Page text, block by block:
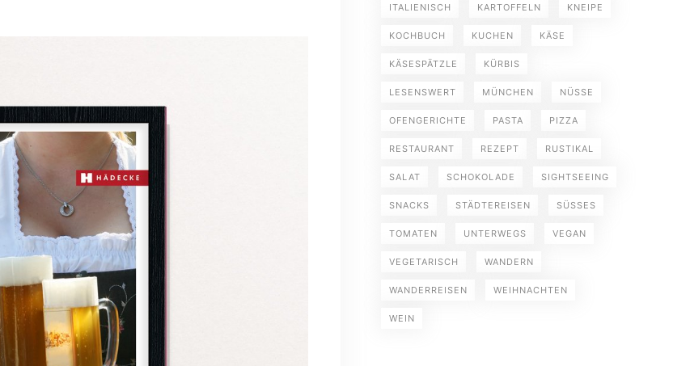
ITALIENISCH KARTOFFELN KNEIPE
KOCHBUCH KUCHEN KÄSE
KÄSESPÄTZLE KÜRBIS
LESENSWERT MÜNCHEN NÜSSE
OFENGERICHTE PASTA PIZZA
RESTAURANT REZEPT RUSTIKAL
SALAT SCHOKOLADE SIGHTSEEING
SNACKS STÄDTEREISEN SÜSSES
TOMATEN UNTERWEGS VEGAN
VEGETARISCH WANDERN
WANDERREISEN WEIHNACHTEN
WEIN